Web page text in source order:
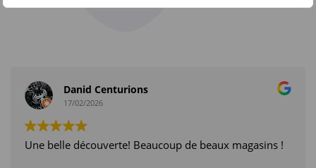
Danid Centurions
17/02/2026
Une belle découverte! Beaucoup de beaux magasins !